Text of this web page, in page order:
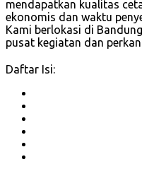
mendapatkan kualitas
ekonomis dan waktu
Kami berlokasi di
pusat kegiatan dan
Daftar Isi: